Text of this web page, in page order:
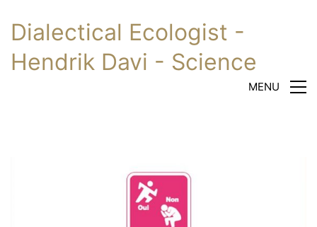
Dialectical Ecologist -
Hendrik Davi - Science
MENU